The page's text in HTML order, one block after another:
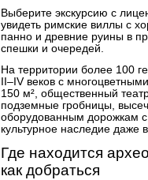
Выберите экскурсию с
увидеть римские виллы с
панно и древние руины в
спешки и очередей.
На территории более 100
II–IV веков с
150 м², общественный
подземные гробницы,
оборудованным дорожкам с
культурное наследие даже
Где находится
как добраться